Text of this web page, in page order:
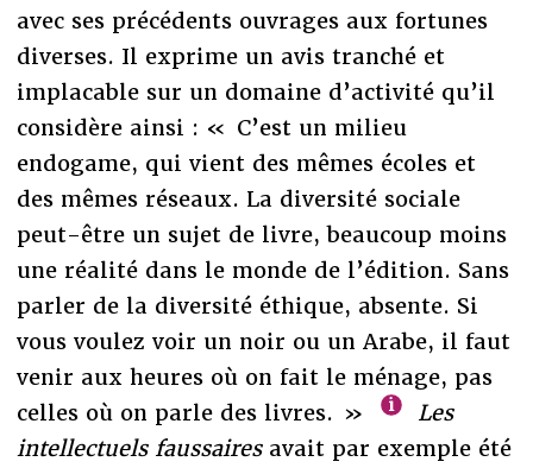
avec ses précédents ouvrages aux fortunes
diverses. Il exprime un avis tranché et
implacable sur un domaine d’activité qu’il
considère ainsi : « C’est un milieu
endogame, qui vient des mêmes écoles et
des mêmes réseaux. La diversité sociale
peut-être un sujet de livre, beaucoup moins
une réalité dans le monde de l’édition. Sans
parler de la diversité éthique, absente. Si
vous voulez voir un noir ou un Arabe, il faut
venir aux heures où on fait le ménage, pas
celles où on parle des livres. »
Les
intellectuels faussaires avait par exemple été